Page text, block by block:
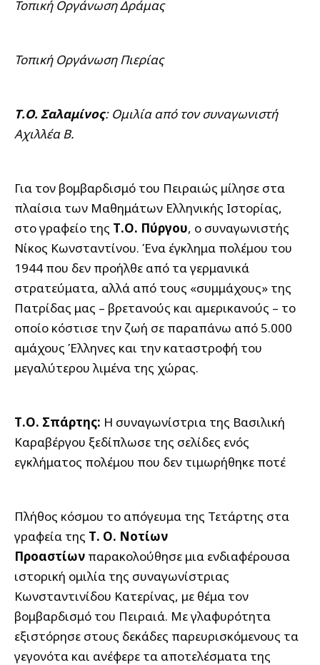
Τοπική Οργάνωση Δράμας
Τοπική Οργάνωση Πιερίας
Τ.Ο. Σαλαμίνος: Ομιλία από τον συναγωνιστή
Αχιλλέα Β.
Για τον βομβαρδισμό του Πειραιώς μίλησε στα
πλαίσια των Μαθημάτων Ελληνικής Ιστορίας,
στο γραφείο της Τ.Ο. Πύργου, ο συναγωνιστής
Νίκος Κωνσταντίνου. Ένα έγκλημα πολέμου του
1944 που δεν προήλθε από τα γερμανικά
στρατεύματα, αλλά από τους «συμμάχους» της
Πατρίδας μας – βρετανούς και αμερικανούς – το
οποίο κόστισε την ζωή σε παραπάνω από 5.000
αμάχους Έλληνες και την καταστροφή του
μεγαλύτερου λιμένα της χώρας.
Τ.Ο. Σπάρτης: Η συναγωνίστρια της Βασιλική
Καραβέργου ξεδίπλωσε της σελίδες ενός
εγκλήματος πολέμου που δεν τιμωρήθηκε ποτέ
Πλήθος κόσμου το απόγευμα της Τετάρτης στα
γραφεία της Τ. Ο. Νοτίων
Προαστίων παρακολούθησε μια ενδιαφέρουσα
ιστορική ομιλία της συναγωνίστριας
Κωνσταντινίδου Κατερίνας, με θέμα τον
βομβαρδισμό του Πειραιά. Με γλαφυρότητα
εξιστόρησε στους δεκάδες παρευρισκόμενους τα
γεγονότα και ανέφερε τα αποτελέσματα της